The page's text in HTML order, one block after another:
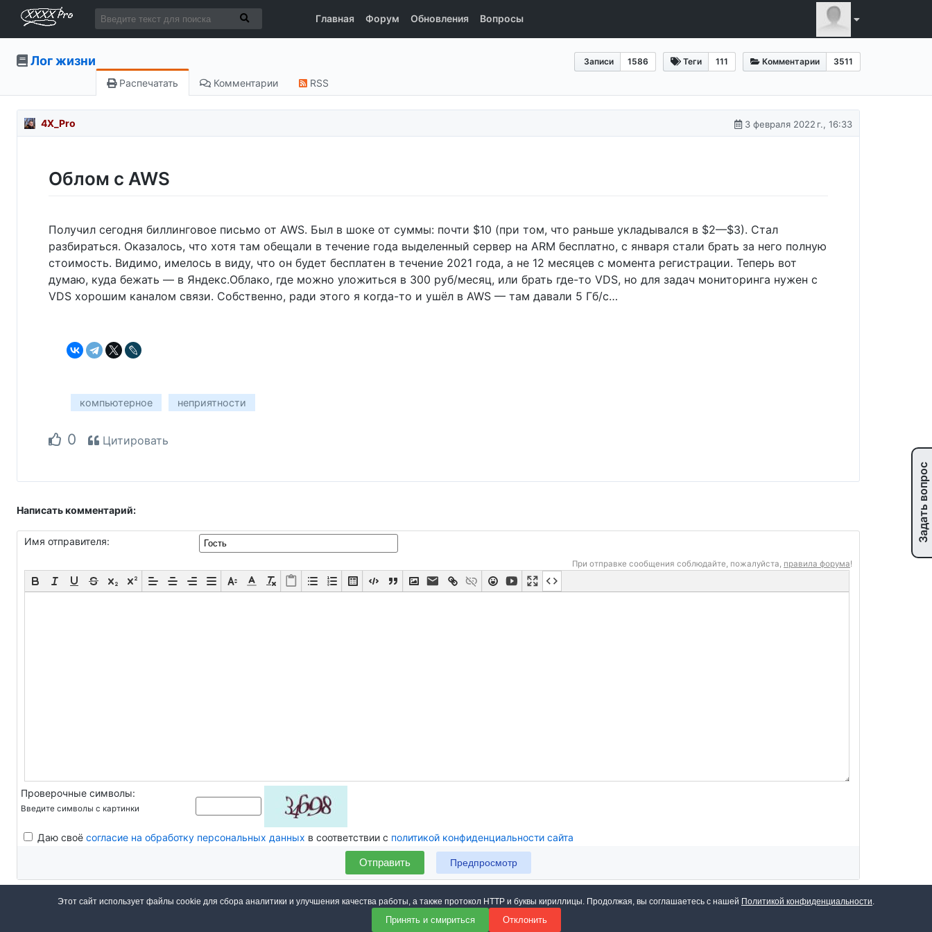
Главная Форум Обновления Вопросы
Записи 1586 Теги 111 Комментарии 3511
Лог жизни
Распечатать Комментарии RSS
4X_Pro 3 февраля 2022 г., 16:33
Облом с AWS
Получил сегодня биллинговое письмо от AWS. Был в шоке от суммы: почти $10 (при том, что раньше укладывался в $2—$3). Стал
разбираться. Оказалось, что хотя там обещали в течение года выделенный сервер на ARM бесплатно, с января стали брать за него полную
стоимость. Видимо, имелось в виду, что он будет бесплатен в течение 2021 года, а не 12 месяцев с момента регистрации. Теперь вот
думаю, куда бежать — в Яндекс.Облако, где можно уложиться в 300 руб/месяц, или брать где-то VDS, но для задач мониторинга нужен с
VDS хорошим каналом связи. Собственно, ради этого я когда-то и ушёл в AWS — там давали 5 Гб/с…
компьютерное неприятности
0 Цитировать
Написать комментарий:
Имя отправителя:
При отправке сообщения соблюдайте, пожалуйста, правила форума!
Проверочные символы:
Введите символы с картинки
Даю своё согласие на обработку персональных данных в соответствии с политикой конфиденциальности сайта
Отправить
Этот сайт использует файлы cookie для сбора аналитики и улучшения качества работы, а также протокол HTTP и буквы кириллицы. Продолжая, вы соглашаетесь с нашей Политикой конфиденциальности.
Принять и смириться Отклонить
Задать вопрос